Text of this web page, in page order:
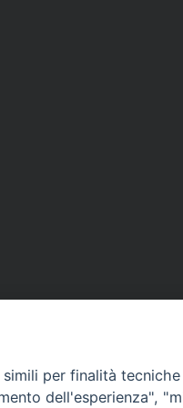
per finalità
dell'esperienza",